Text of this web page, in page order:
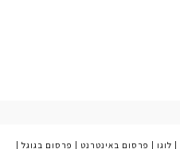
לוגו פרסום באינטרנט פרסום בגוגל